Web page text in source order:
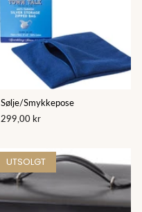
Sølje/Smykkepose
299,00 kr
UTSOLGT